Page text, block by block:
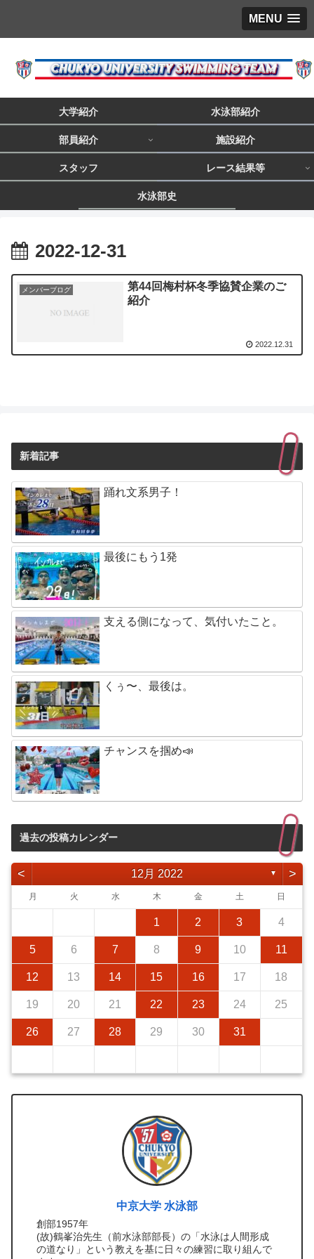
MENU
大学紹介 水泳部紹介
部員紹介 施設紹介
スタッフ レース結果等
水泳部史
2022-12-31
メンバーブログ
第44回梅村杯冬季協賛企業のご
紹介
2022.12.31
新着記事
踊れ文系男子！
最後にもう1発
支える側になって、気付いたこと。
くぅ〜、最後は。
チャンスを掴め📣
過去の投稿カレンダー
< 12月 2022 ▼ >
月 火 水 木 金 土 日
1 2 3 4
5 6 7 8 9 10 11
12 13 14 15 16 17 18
19 20 21 22 23 24 25
26 27 28 29 30 31
中京大学 水泳部
創部1957年
(故)鶴峯治先生（前水泳部部長）の「水泳は人間形成
の道なり」という教えを基に日々の練習に取り組んで